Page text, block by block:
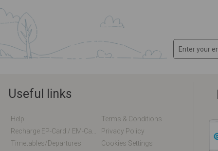
Useful links
Help
Terms & Conditions
Privacy Policy
Timetables/departures
Cookies Settings